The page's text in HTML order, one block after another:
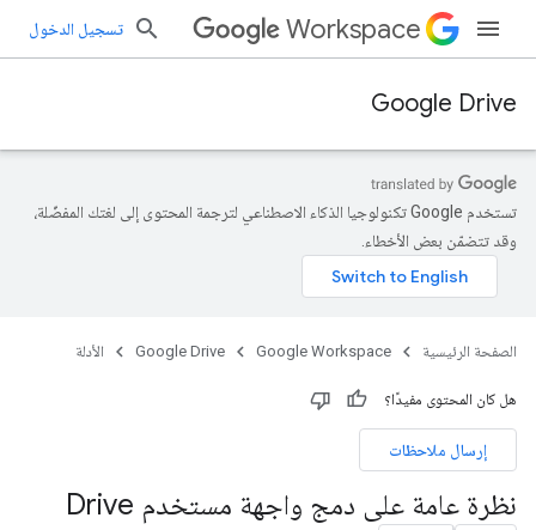
Workspace تسجيل الدخول
Google Drive
تستخدم Google تكنولوجيا الذكاء الاصطناعي لترجمة المحتوى إلى لغتك المفضّلة،
وقد تتضمّن بعض الأخطاء.
الصفحة الرئيسية Google Workspace
Google Drive الأدلة
هل كان المحتوى مفيدًا؟
إرسال ملاحظات
نظرة عامة على دمج واجهة مستخدم Drive